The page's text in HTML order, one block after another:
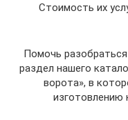
Стоимость их
Помочь
раздел нашего
ворота», в
изготовлению